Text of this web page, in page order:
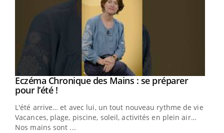
Youtube
Eczéma Chronique des Mains : se préparer
pour l’été !Youtube
L'été arrive… et avec lui, un tout nouveau rythme de vie !
Vacances, plage, piscine, soleil, activités en plein air…
Nos mains sont ...